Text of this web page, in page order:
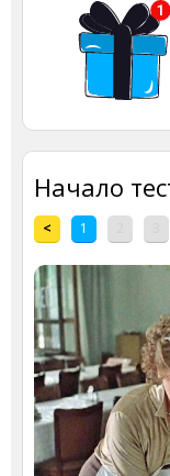
Начало
< 1